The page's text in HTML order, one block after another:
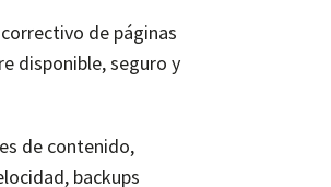
de páginas
disponible, seguro y
de contenido,
backups